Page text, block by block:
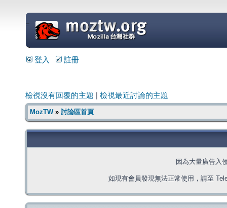
=
登入 註冊
檢視沒有回覆的主題 檢視最近討論的主題
MozTW» 討論區首頁
因為大量廣告入
如現有會員發現無法正常使用，請至